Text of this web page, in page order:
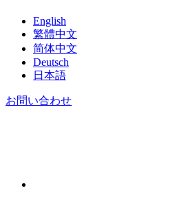
English
繁體中文
简体中文
Deutsch
日本語
お問い合わせ